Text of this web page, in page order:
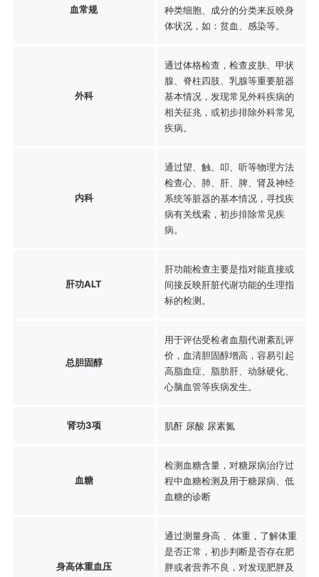
血常规
种类细胞、成分的分类来反映身
体状况，如：贫血、感染等。
外科
通过体格检查，检查皮肤、甲状
腺、脊柱四肢、乳腺等重要脏器
基本情况，发现常见外科疾病的
相关征兆，或初步排除外科常见
疾病。
内科
通过望、触、叩、听等物理方法
检查心、肺、肝、脾、肾及神经
系统等脏器的基本情况，寻找疾
病有关线索，初步排除常见疾
病。
肝功ALT
肝功能检查主要是指对能直接或
间接反映肝脏代谢功能的生理指
标的检测。
总胆固醇
用于评估受检者血脂代谢紊乱评
价，血清胆固醇增高，容易引起
高脂血症、脂肪肝、动脉硬化、
心脑血管等疾病发生。
肾功3项 肌酐 尿酸 尿素氮
血糖
检测血糖含量，对糖尿病治疗过
程中血糖检测及用于糖尿病、低
血糖的诊断
身高体重血压
通过测量身高 、体重，了解体重
是否正常，初步判断是否存在肥
胖或者营养不良，对发现肥胖及